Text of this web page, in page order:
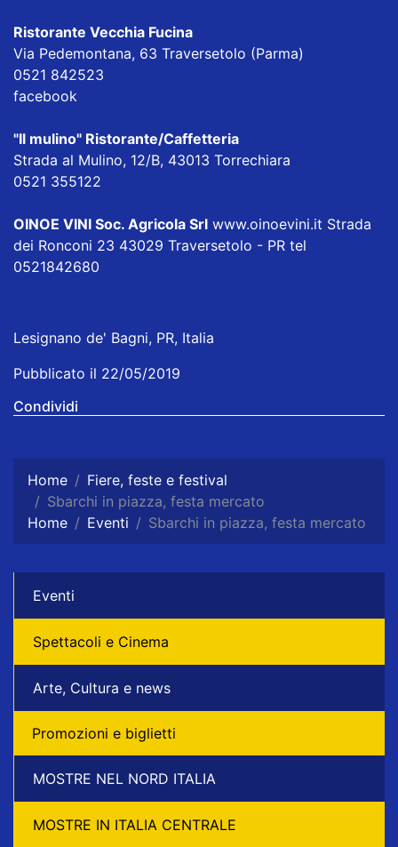
Ristorante Vecchia Fucina
Via Pedemontana, 63 Traversetolo (Parma)
0521 842523
facebook
"Il mulino" Ristorante/Caffetteria
Strada al Mulino, 12/B, 43013 Torrechiara
0521 355122
OINOE VINI Soc. Agricola Srl www.oinoevini.it Strada
dei Ronconi 23 43029 Traversetolo - PR tel
0521842680
Lesignano de' Bagni, PR, Italia
Pubblicato il 22/05/2019
Condividi
Home
Fiere, feste e festival
Sbarchi in piazza, festa mercato
Home
Eventi Sbarchi in piazza, festa mercato
Eventi
Spettacoli e Cinema
Arte, Cultura e news
Promozioni e biglietti
MOSTRE NEL NORD ITALIA
MOSTRE IN ITALIA CENTRALE